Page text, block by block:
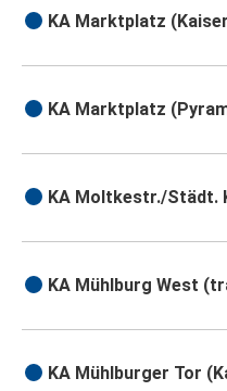
KA Marktplatz
KA Marktplatz
KA Moltkestr./Städt.
KA Mühlburg West
KA Mühlburger Tor